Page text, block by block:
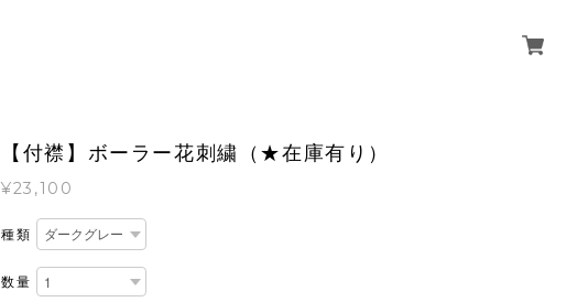
【付襟】ボーラー花刺繍（★在庫有り）
¥23,100
種類
数量